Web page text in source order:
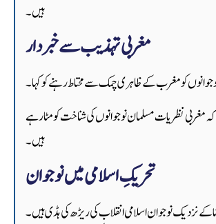
ہیں۔
مغربی تہذیب سے خبردار
کو مغرب کے ظاہری چمک سے محتاط رہنے کو کہا۔
مغربی نظریات مسلمان نوجوانوں کی شناخت کو مٹا رہے
ہیں۔
تحریکِ اسلامی میں نوجوان
کے نزدیک نوجوان اسلامی انقلاب کی ریڑھ کی ہڈی ہیں۔